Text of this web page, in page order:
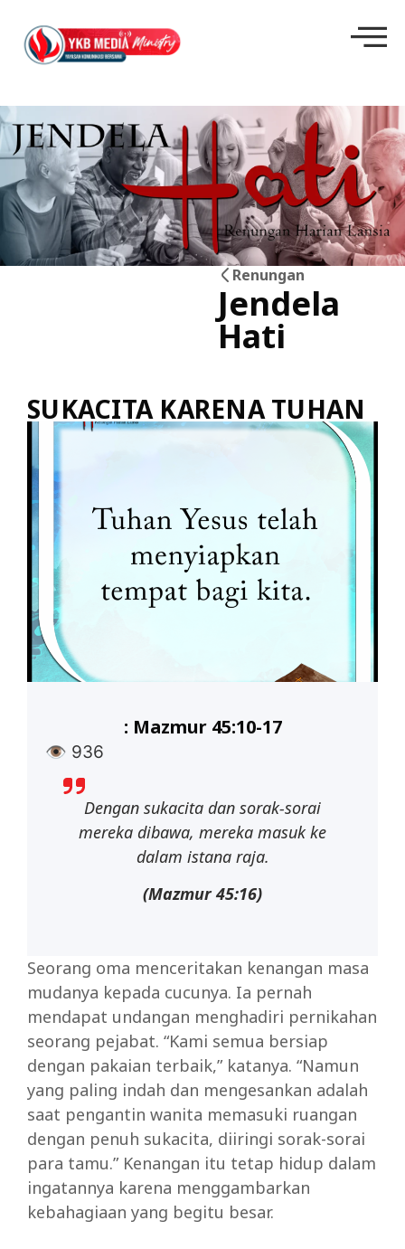
Renungan
Jendela
Hati
SUKACITA KARENA TUHAN
👁 936
: Mazmur 45:10-17
Dengan sukacita dan sorak-sorai
mereka dibawa, mereka masuk ke
dalam istana raja.
(Mazmur 45:16)
Seorang oma menceritakan kenangan masa
mudanya kepada cucunya. Ia pernah
mendapat undangan menghadiri pernikahan
seorang pejabat. “Kami semua bersiap
dengan pakaian terbaik,” katanya. “Namun
yang paling indah dan mengesankan adalah
saat pengantin wanita memasuki ruangan
dengan penuh sukacita, diiringi sorak-sorai
para tamu.” Kenangan itu tetap hidup dalam
ingatannya karena menggambarkan
kebahagiaan yang begitu besar.